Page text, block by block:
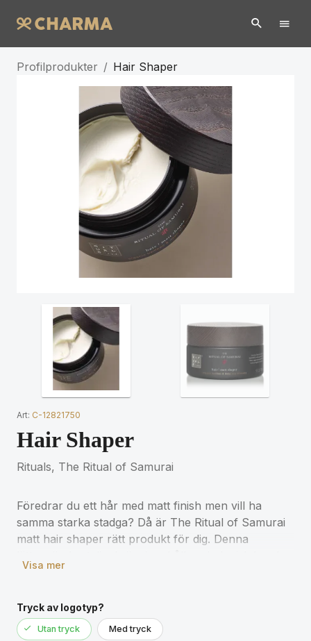
Profilprodukter / Hair Shaper
Art: C-12821750
Hair Shaper
Rituals, The Ritual of Samurai
Föredrar du ett hår med matt finish men vill ha
samma starka stadga? Då är The Ritual of Samurai
matt hair shaper rätt produkt för dig. Denna
och havsmineraler som ger dig ett lättstylat hår på
Volym: 150 ml
Visa mer
Tryck av logotyp?
Utan tryck Med tryck